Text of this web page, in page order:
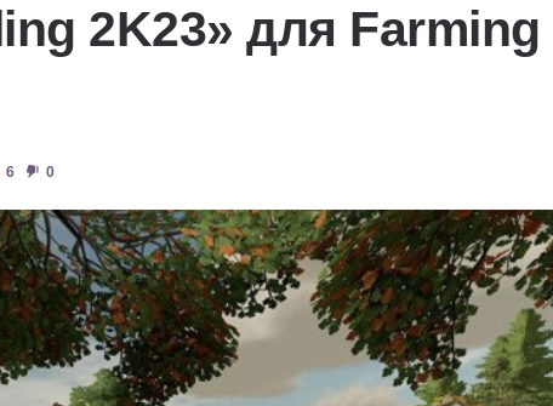
2K23» для Farming
6 0